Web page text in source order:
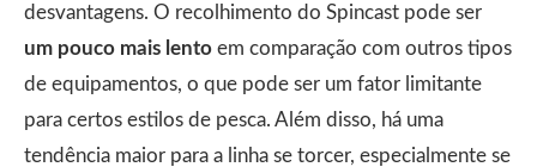
desvantagens. O recolhimento do Spincast pode ser
um pouco mais lento em comparação com outros tipos
de equipamentos, o que pode ser um fator limitante
para certos estilos de pesca. Além disso, há uma
tendência maior para a linha se torcer, especialmente se